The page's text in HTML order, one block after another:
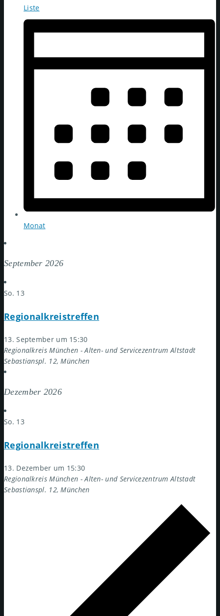
Liste
Monat
September 2026
So. 13
Regionalkreistreffen
13. September um 15:30
Regionalkreis München - Alten- und Servicezentrum Altstadt
Sebastianspl. 12, München
Dezember 2026
So. 13
Regionalkreistreffen
13. Dezember um 15:30
Regionalkreis München - Alten- und Servicezentrum Altstadt
Sebastianspl. 12, München